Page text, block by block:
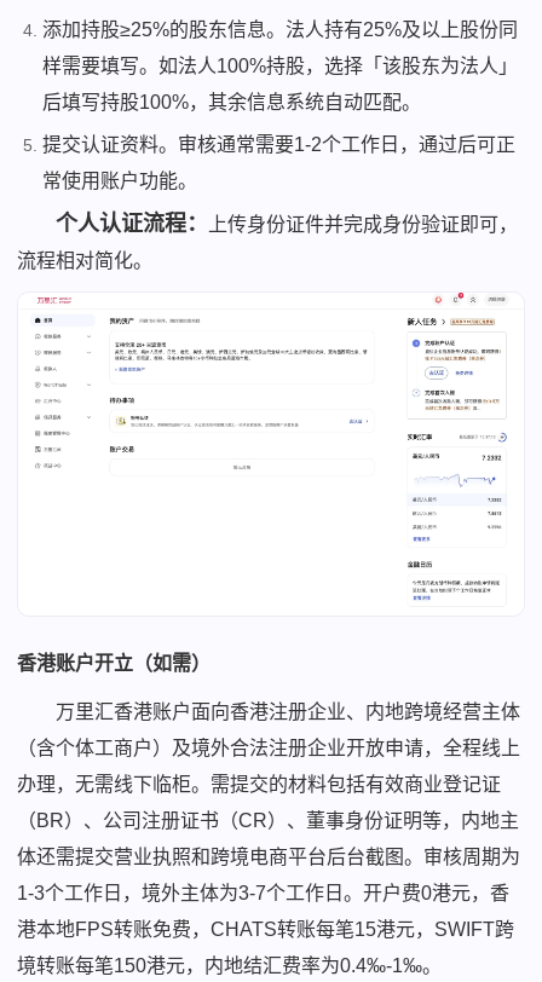
添加持股≥25%的股东信息。法人持有25%及以上股份同
样需要填写。如法人100%持股，选择「该股东为法人」
后填写持股100%，其余信息系统自动匹配。
提交认证资料。审核通常需要1-2个工作日，通过后可正
常使用账户功能。
个人认证流程：
上传身份证件并完成身份验证即可，
流程相对简化。
香港账户开立（如需）
万里汇香港账户面向香港注册企业、内地跨境经营主体
（含个体工商户）及境外合法注册企业开放申请，全程线上
办理，无需线下临柜。需提交的材料包括有效商业登记证
（BR）、公司注册证书（CR）、董事身份证明等，内地主
体还需提交营业执照和跨境电商平台后台截图。审核周期为
1-3个工作日，境外主体为3-7个工作日。开户费0港元，香
港本地FPS转账免费，CHATS转账每笔15港元，SWIFT跨
境转账每笔150港元，内地结汇费率为0.4‰-1‰。